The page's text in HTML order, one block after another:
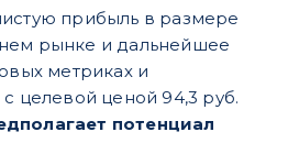
прибыль в размере
рынке и дальнейшее
метриках и
целевой ценой 94,3 руб.
потенциал